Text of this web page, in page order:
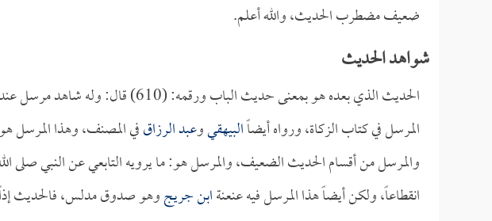
ضعيف مضطرب الحديث، والله أعلم.
شواهد الحديث
الحديث الذي بعده هو بمعنى حديث الباب ورقمه: (610) قال: وله شاهد مرسل عند
المرسل في كتاب الزكاة، ورواه أيضاًالبيهقيوعبد الرزاقفي المصنف، وهذا
والمرسل من أقسام الحديث الضعيف، والمرسل هو: ما يرويه التابعي عن النبي صلى
انقطاعاً، ولكن أيضاً هذا المرسل فيه عنعنةابن جريجوهو صدوق مدلس، فالحديث